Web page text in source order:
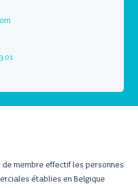
membre effectif les personnes
établies en Belgique